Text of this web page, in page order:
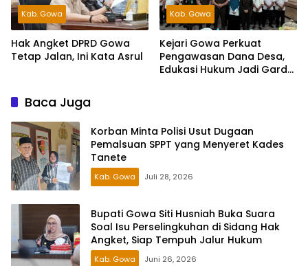
Kab. Gowa
Hak Angket DPRD Gowa
Tetap Jalan, Ini Kata Asrul
Kab. Gowa
Kejari Gowa Perkuat
Pengawasan Dana Desa,
Edukasi Hukum Jadi Garda
Baca Juga
Korban Minta Polisi Usut Dugaan
Pemalsuan SPPT yang Menyeret Kades
Tanete
Kab. Gowa Juli 28, 2026
Bupati Gowa Siti Husniah Buka Suara
Soal Isu Perselingkuhan di Sidang Hak
Angket, Siap Tempuh Jalur Hukum
Kab. Gowa Juni 26, 2026